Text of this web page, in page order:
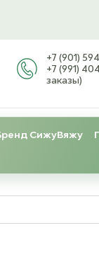
+7 (901)
+7 (991)
заказы)
СижуВяжу